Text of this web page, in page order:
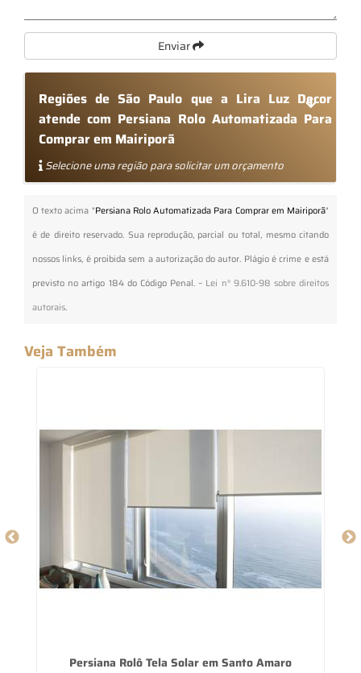
Enviar
Regiões de São Paulo que a Lira Luz Decor
atende com Persiana Rolo Automatizada Para
Comprar em Mairiporã
Selecione uma região para solicitar um orçamento
O texto acima "Persiana Rolo Automatizada Para Comprar em Mairiporã"
é de direito reservado. Sua reprodução, parcial ou total, mesmo citando
nossos links, é proibida sem a autorização do autor. Plágio é crime e está
previsto no artigo 184 do Código Penal. – Lei n° 9.610-98 sobre direitos
autorais.
Veja Também
Persiana Rolô Tela Solar em Santo Amaro